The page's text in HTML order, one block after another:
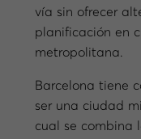
vía sin ofrecer
planificación en
metropolitana.
Barcelona tiene
ser una ciudad
cual se combina